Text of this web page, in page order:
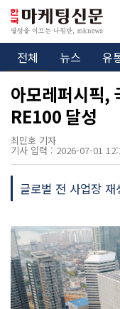
전체 뉴스 유
아모레퍼시픽,
RE100 달성
최민호 기자
기사 입력 : 2026-07-01
글로벌 전 사업장